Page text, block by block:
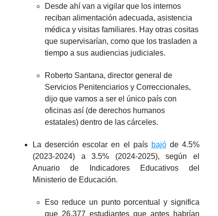
Desde ahí van a vigilar que los internos
reciban alimentación adecuada, asistencia
médica y visitas familiares. Hay otras cositas
que supervisarían, como que los trasladen a
tiempo a sus audiencias judiciales.
Roberto Santana, director general de
Servicios Penitenciarios y Correccionales,
dijo que vamos a ser el único país con
oficinas así (de derechos humanos
estatales) dentro de las cárceles.
La deserción escolar en el país bajóde 4.5%
(2023-2024) a 3.5% (2024-2025), según el
Anuario de Indicadores Educativos del
Ministerio de Educación.
Eso reduce un punto porcentual y significa
que 26,377 estudiantes que antes habrían